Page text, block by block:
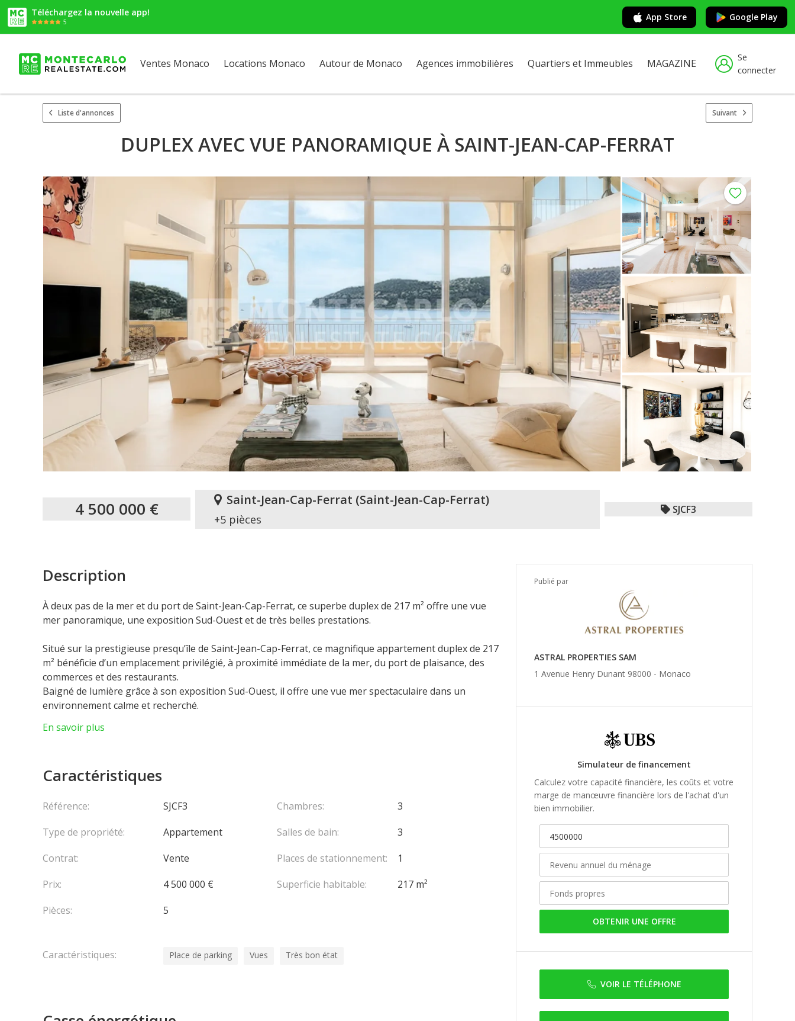
Téléchargez la nouvelle app!
5 App Store Google Play
Ventes Monaco Locations Monaco Autour de Monaco Agences immobilières Quartiers et Immeubles MAGAZINE
Se
connecter
Liste d'annonces Suivant
DUPLEX AVEC VUE PANORAMIQUE À SAINT-JEAN-CAP-FERRAT
4 500 000 € Saint-Jean-Cap-Ferrat (Saint-Jean-Cap-Ferrat)
+5 pièces
SJCF3
Publié par
ASTRAL PROPERTIES SAM
1 Avenue Henry Dunant 98000 - Monaco
Simulateur de financement
Calculez votre capacité financière, les coûts et votre
marge de manœuvre financière lors de l'achat d'un
bien immobilier.
OBTENIR UNE OFFRE
VOIR LE TÉLÉPHONE
Description
À deux pas de la mer et du port de Saint-Jean-Cap-Ferrat, ce superbe duplex de 217 m² offre une vue
mer panoramique, une exposition Sud-Ouest et de très belles prestations.
Situé sur la prestigieuse presqu’île de Saint-Jean-Cap-Ferrat, ce magnifique appartement duplex de 217
m² bénéficie d’un emplacement privilégié, à proximité immédiate de la mer, du port de plaisance, des
commerces et des restaurants.
Baigné de lumière grâce à son exposition Sud-Ouest, il offre une vue mer spectaculaire dans un
environnement calme et recherché.
équipée, de trois chambres avec chacune leur salle de bains privative, d’une buanderie ainsi que d’une
En savoir plus
Caractéristiques
Référence:
SJCF3
Type de propriété:
Appartement
Contrat:
Vente
Prix:
4 500 000 €
Pièces:
5
Chambres:
3
Salles de bain:
3
Places de stationnement:
1
Superficie habitable:
217 m²
Caractéristiques: Place de parking Vues Très bon état